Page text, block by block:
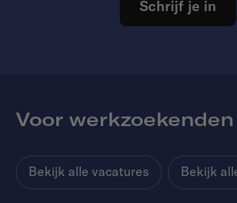
Schrijf je in
Voor werkzoekenden
Bekijk alle vacatures Bekijk